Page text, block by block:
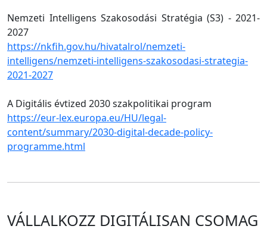
Nemzeti Intelligens Szakosodási Stratégia (S3) - 2021-
2027
https://nkfih.gov.hu/hivatalrol/nemzeti-
intelligens/nemzeti-intelligens-szakosodasi-strategia-
2021-2027
A Digitális évtized 2030 szakpolitikai program
https://eur-lex.europa.eu/HU/legal-
content/summary/2030-digital-decade-policy-
programme.html
VÁLLALKOZZ DIGITÁLISAN CSOMAG